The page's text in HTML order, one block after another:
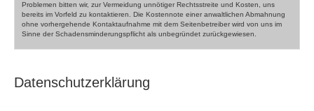
Problemen bitten wir, zur Vermeidung unnötiger Rechtsstreite und Kosten, uns
bereits im Vorfeld zu kontaktieren. Die Kostennote einer anwaltlichen Abmahnung
ohne vorhergehende Kontaktaufnahme mit dem Seitenbetreiber wird von uns im
Sinne der Schadensminderungspflicht als unbegründet zurückgewiesen.
Datenschutzerklärung